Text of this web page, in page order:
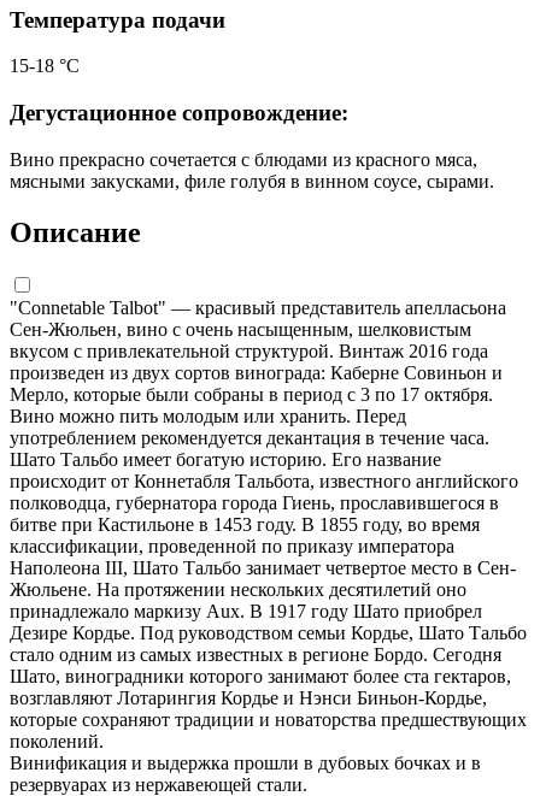
Температура подачи
15-18 °С
Дегустационное сопровождение:
Вино прекрасно сочетается с блюдами из красного мяса,
мясными закусками, филе голубя в винном соусе, сырами.
Описание
"Connetable Talbot" — красивый представитель апелласьона
Сен-Жюльен, вино с очень насыщенным, шелковистым
вкусом с привлекательной структурой. Винтаж 2016 года
произведен из двух сортов винограда: Каберне Совиньон и
Мерло, которые были собраны в период с 3 по 17 октября.
Вино можно пить молодым или хранить. Перед
употреблением рекомендуется декантация в течение часа.
Шато Тальбо имеет богатую историю. Его название
происходит от Коннетабля Тальбота, известного английского
полководца, губернатора города Гиень, прославившегося в
битве при Кастильоне в 1453 году. В 1855 году, во время
классификации, проведенной по приказу императора
Наполеона III, Шато Тальбо занимает четвертое место в Сен-
Жюльене. На протяжении нескольких десятилетий оно
принадлежало маркизу Aux. В 1917 году Шато приобрел
Дезире Кордье. Под руководством семьи Кордье, Шато Тальбо
стало одним из самых известных в регионе Бордо. Сегодня
Шато, виноградники которого занимают более ста гектаров,
возглавляют Лотарингия Кордье и Нэнси Биньон-Кордье,
которые сохраняют традиции и новаторства предшествующих
поколений.
Винификация и выдержка прошли в дубовых бочках и в
резервуарах из нержавеющей стали.